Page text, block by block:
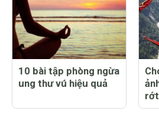
10 bài tập phòng ngừa
ung thư vú hiệu quả